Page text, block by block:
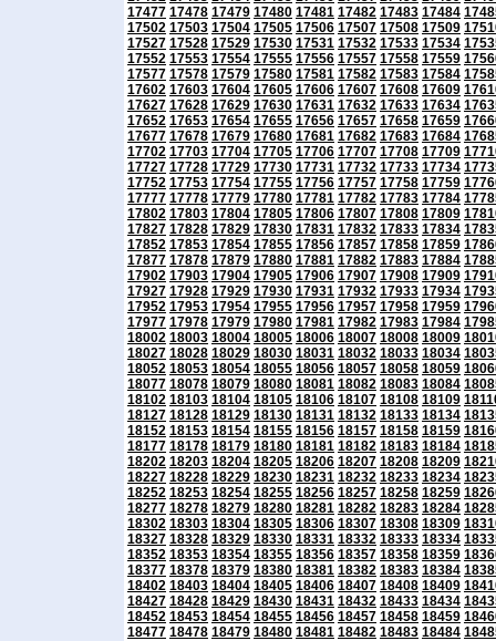
17477 17478 17479 17480 17481 17482 17483 17484
17502 17503 17504 17505 17506 17507 17508 17509
17527 17528 17529 17530 17531 17532 17533 17534
17552 17553 17554 17555 17556 17557 17558 17559
17577 17578 17579 17580 17581 17582 17583 17584
17602 17603 17604 17605 17606 17607 17608 17609
17627 17628 17629 17630 17631 17632 17633 17634
17652 17653 17654 17655 17656 17657 17658 17659
17677 17678 17679 17680 17681 17682 17683 17684
17702 17703 17704 17705 17706 17707 17708 17709
17727 17728 17729 17730 17731 17732 17733 17734
17752 17753 17754 17755 17756 17757 17758 17759
17777 17778 17779 17780 17781 17782 17783 17784
17802 17803 17804 17805 17806 17807 17808 17809
17827 17828 17829 17830 17831 17832 17833 17834
17852 17853 17854 17855 17856 17857 17858 17859
17877 17878 17879 17880 17881 17882 17883 17884
17902 17903 17904 17905 17906 17907 17908 17909
17927 17928 17929 17930 17931 17932 17933 17934
17952 17953 17954 17955 17956 17957 17958 17959
17977 17978 17979 17980 17981 17982 17983 17984
18002 18003 18004 18005 18006 18007 18008 18009
18027 18028 18029 18030 18031 18032 18033 18034
18052 18053 18054 18055 18056 18057 18058 18059
18077 18078 18079 18080 18081 18082 18083 18084
18102 18103 18104 18105 18106 18107 18108 18109
18127 18128 18129 18130 18131 18132 18133 18134
18152 18153 18154 18155 18156 18157 18158 18159
18177 18178 18179 18180 18181 18182 18183 18184
18202 18203 18204 18205 18206 18207 18208 18209
18227 18228 18229 18230 18231 18232 18233 18234
18252 18253 18254 18255 18256 18257 18258 18259
18277 18278 18279 18280 18281 18282 18283 18284
18302 18303 18304 18305 18306 18307 18308 18309
18327 18328 18329 18330 18331 18332 18333 18334
18352 18353 18354 18355 18356 18357 18358 18359
18377 18378 18379 18380 18381 18382 18383 18384
18402 18403 18404 18405 18406 18407 18408 18409
18427 18428 18429 18430 18431 18432 18433 18434
18452 18453 18454 18455 18456 18457 18458 18459
18477 18478 18479 18480 18481 18482 18483 18484